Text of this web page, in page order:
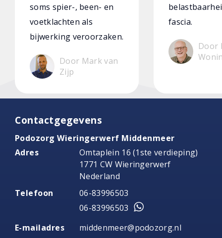
soms spier-, been- en
voetklachten als
bijwerking veroorzaken.
Door Mark van
Zijp
fascia.
Door
Contactgegevens
Podozorg Wieringerwerf Middenmeer
Adres
Omtaplein 16 (1ste verdieping)
1771 CW Wieringerwerf
Nederland
Telefoon
06-83996503
06-83996503
E-mailadres
middenmeer@podozorg.nl